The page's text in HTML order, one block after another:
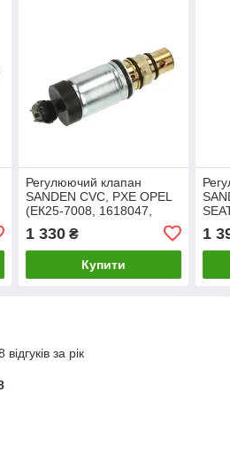
Регулюючий клапан
SANDEN CVC, PXE OPEL
(EК25-7008, 1618047,
13250609, 13271269,
1618160)
1 330₴
Купити
1
за рік